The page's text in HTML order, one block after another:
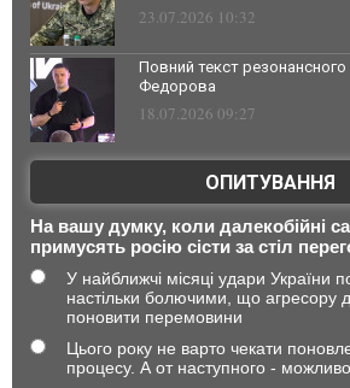
23.07.2026 10:32
Повний текст
Федорова
18.07.2026 09:27
ОПИТУВАННЯ
На вашу думку, коли далекобійні
примусять росію сісти за стіл
У найближчі місяці удари України
настільки болючими, що агресору
поновити перемовини
Цього року не варто чекати
процесу. А от наступного -